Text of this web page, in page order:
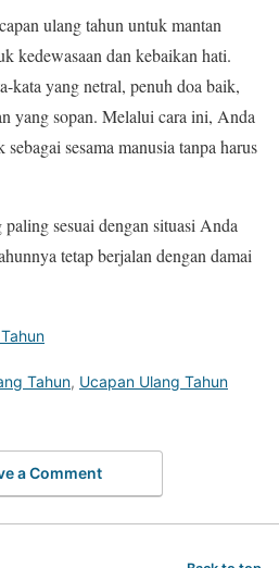
ulang tahun untuk mantan
kedewasaan dan kebaikan hati.
kata yang netral, penuh doa baik,
yang sopan. Melalui cara ini, Anda
sesama manusia tanpa harus
sesuai dengan situasi Anda
tetap berjalan dengan damai
Tahun, Ucapan Ulang Tahun
a Comment